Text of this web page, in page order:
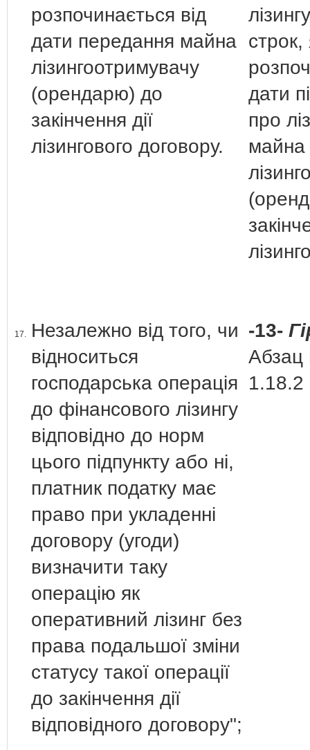
розпочинається від
дати передання майна
лізингоотримувачу
(орендарю) до
закінчення дії
лізингового договору.
строк,
дати
про
майна
17.
Незалежно від того, чи
відноситься
господарська операція
до фінансового лізингу
відповідно до норм
цього підпункту або ні,
платник податку має
право при укладенні
договору (угоди)
визначити таку
операцію як
оперативний лізинг без
права подальшої зміни
статусу такої операції
до закінчення дії
відповідного договору";
-13-
Абзац